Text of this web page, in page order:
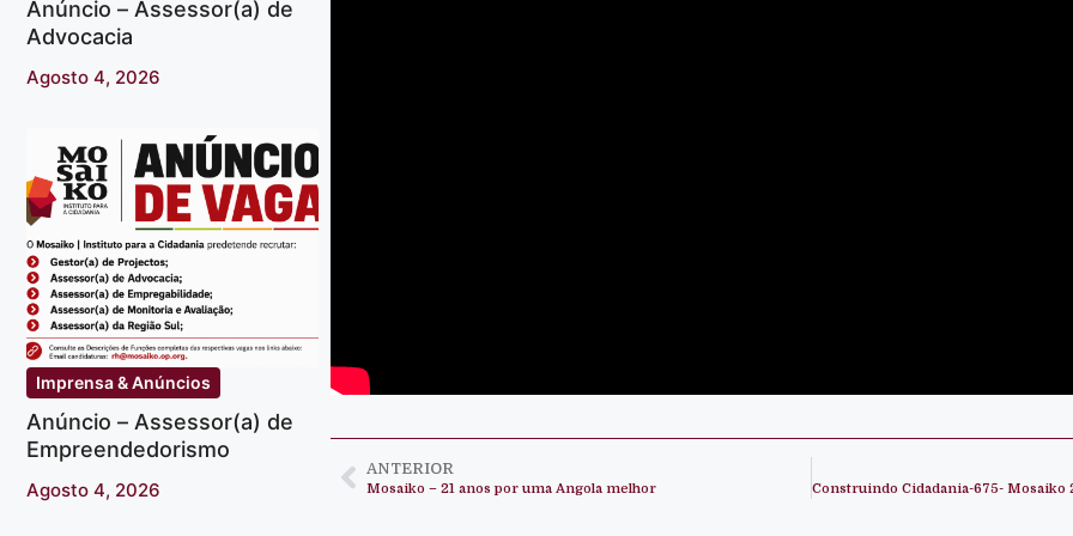
Anúncio – Assessor(a) de
Advocacia
Agosto 4, 2026
Imprensa & Anúncios
Anúncio – Assessor(a) de
Empreendedorismo
Agosto 4, 2026
ANTERIOR
Mosaiko – 21 anos por uma Angola melhor